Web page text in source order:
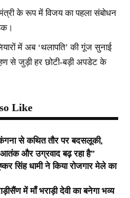
के रूप में विजय का पहला संबोधन
में अब ‘थलापति’ की गूंज सुनाई
से जुड़ी हर छोटी-बड़ी अपडेट के
Like
कंगना से कथित तौर पर बदसलूकी,
और उग्रवाद बढ़ रहा है”
सिंह धामी ने किया रोजगार मेले का
में माँ भराड़ी देवी का बनेगा भव्य